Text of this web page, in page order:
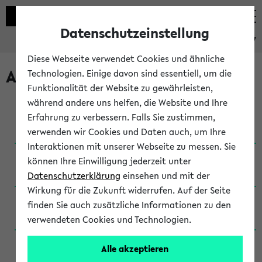
eKVV
Archivierte Studiengänge
Anglistik: British and American Studies / B.A.
(Einschreibung bis WiSe 16/17)
Anglistik: British and American Studies / B.A.
(Einschreibung bis SoSe 2015)
Anglistik: British and American Studies / B.A.
(Einschreibung bis SoSe 2013)
Anglistik: British and American Studies / Ba
(Einschreibung bis SoSe 2011)
Datenschutzeinstellung
Diese Webseite verwendet Cookies und ähnliche
Technologien. Einige davon sind essentiell, um die
Funktionalität der Website zu gewährleisten,
während andere uns helfen, die Website und Ihre
Erfahrung zu verbessern. Falls Sie zustimmen,
verwenden wir Cookies und Daten auch, um Ihre
Interaktionen mit unserer Webseite zu messen. Sie
können Ihre Einwilligung jederzeit unter
Datenschutzerklärung einsehen und mit der
Wirkung für die Zukunft widerrufen. Auf der Seite
finden Sie auch zusätzliche Informationen zu den
verwendeten Cookies und Technologien.
Alle akzeptieren